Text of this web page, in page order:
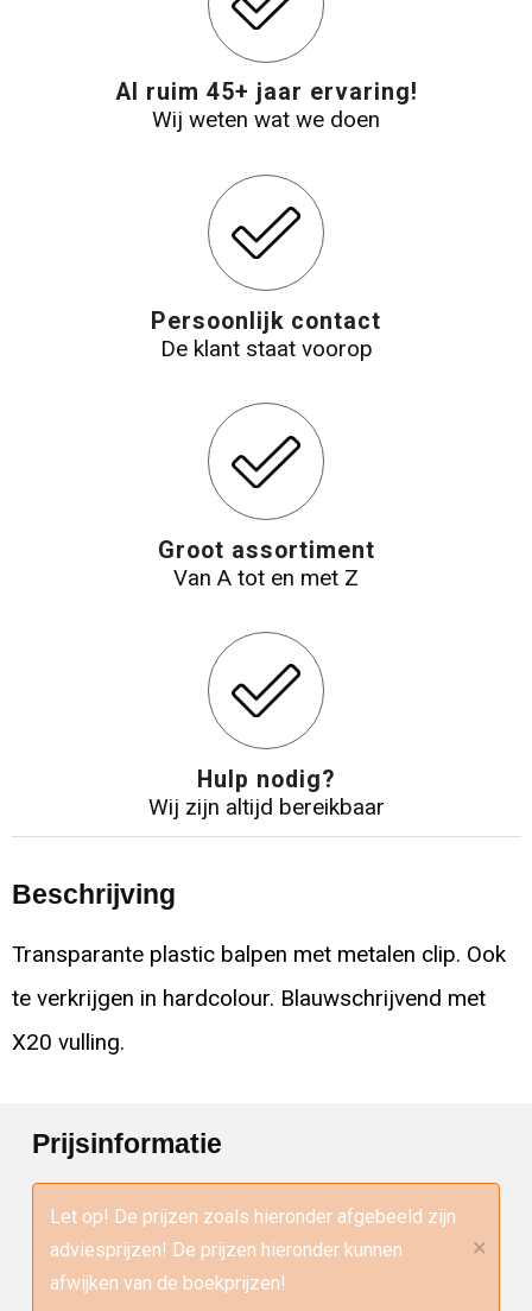
Al ruim 45+ jaar ervaring!
Wij weten wat we doen
Persoonlijk contact
De klant staat voorop
Groot assortiment
Van A tot en met Z
Hulp nodig?
Wij zijn altijd bereikbaar
Beschrijving
Transparante plastic balpen met metalen clip. Ook
te verkrijgen in hardcolour. Blauwschrijvend met
X20 vulling.
Prijsinformatie
Let op! De prijzen zoals hieronder afgebeeld zijn
adviesprijzen! De prijzen hieronder kunnen
afwijken van de boekprijzen!
×